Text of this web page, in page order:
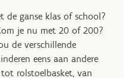
de ganse klas of school?
je nu met 20 of 200?
de verschillende
eens aan andere
rolstoelbasket, van